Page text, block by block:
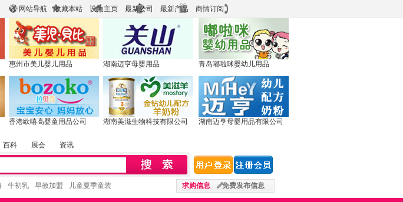
网站导航 收藏本站 设为主页 最新公司 最新产品 商情订阅
惠州市美儿婴儿用品 湖南迈亨母婴用品 青岛嘟啦咪婴幼儿用品
香港欧嘻高婴童用品公司 湖南美滋生物科技有限公司 湖南迈亨母婴用品有限公司
百科 展会 资讯
求购信息 免费发布信息
牛初乳 早教加盟 儿童夏季童装